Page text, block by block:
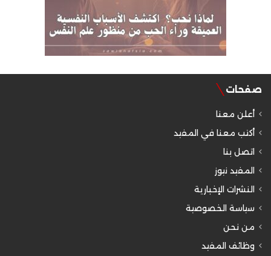
صفحات
أعلن معنا
أكتب معنا في المفيد
اتصل بنا
المفيد نيوز
النشرات الإخبارية
سياسة الخصوصية
من نحن
وظائف المفيد